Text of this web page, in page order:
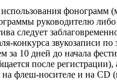
фонограмм
руководителю
следует
конкурса звукозаписи по
за 10 дней до начала
после регистрации),
на флеш-носителе и на CD